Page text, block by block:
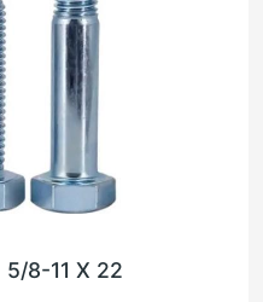
PERNO HEX UNC-2 ZINC 5/8-11 X 22